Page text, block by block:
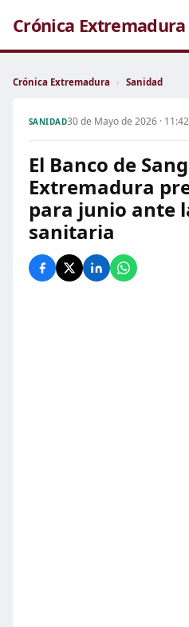
Crónica Extremadura
Crónica Extremadura › Sanidad
SANIDAD30 de Mayo de 2026 ·
El Banco de
Extremadura
para junio ante
sanitaria